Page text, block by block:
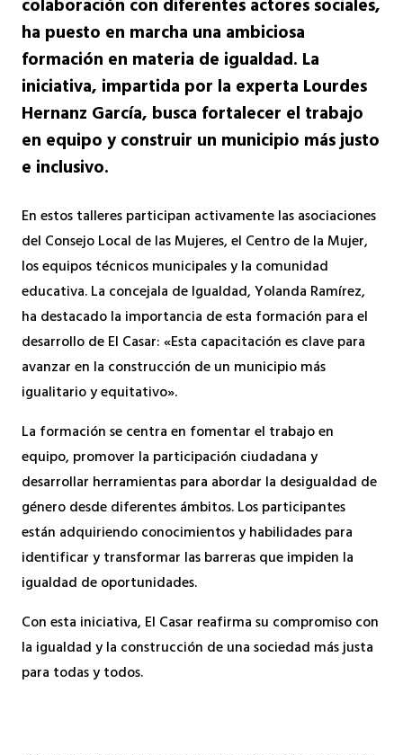
colaboración con diferentes actores sociales,
ha puesto en marcha una ambiciosa
formación en materia de igualdad. La
iniciativa, impartida por la experta Lourdes
Hernanz García, busca fortalecer el trabajo
en equipo y construir un municipio más justo
e inclusivo.
En estos talleres participan activamente las asociaciones
del Consejo Local de las Mujeres, el Centro de la Mujer,
los equipos técnicos municipales y la comunidad
educativa. La concejala de Igualdad, Yolanda Ramírez,
ha destacado la importancia de esta formación para el
desarrollo de El Casar: «Esta capacitación es clave para
avanzar en la construcción de un municipio más
igualitario y equitativo».
La formación se centra en fomentar el trabajo en
equipo, promover la participación ciudadana y
desarrollar herramientas para abordar la desigualdad de
género desde diferentes ámbitos. Los participantes
están adquiriendo conocimientos y habilidades para
identificar y transformar las barreras que impiden la
igualdad de oportunidades.
Con esta iniciativa, El Casar reafirma su compromiso con
la igualdad y la construcción de una sociedad más justa
para todas y todos.